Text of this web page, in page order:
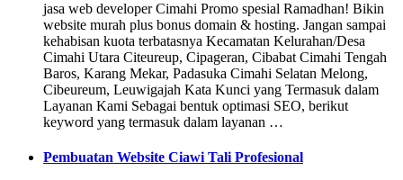
jasa web developer Cimahi Promo spesial Ramadhan! Bikin
website murah plus bonus domain & hosting. Jangan sampai
kehabisan kuota terbatasnya Kecamatan Kelurahan/Desa
Cimahi Utara Citeureup, Cipageran, Cibabat Cimahi Tengah
Baros, Karang Mekar, Padasuka Cimahi Selatan Melong,
Cibeureum, Leuwigajah Kata Kunci yang Termasuk dalam
Layanan Kami Sebagai bentuk optimasi SEO, berikut
keyword yang termasuk dalam layanan …
Pembuatan Website Ciawi Tali Profesional